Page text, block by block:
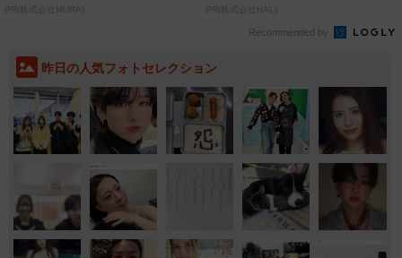
PR(株式会社MURA) PR(株式会社HAL)
Recommended by
昨日の人気フォトセレクション